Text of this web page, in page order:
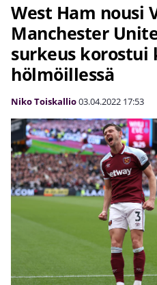
West Ham nousi
Manchester
surkeus korostui
hölmöillessä
Niko Toiskallio03.04.2022 17:53